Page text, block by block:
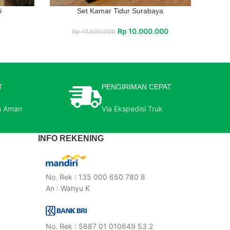
Set Kamar Tidur Surabaya
Rp11.500.000 Rp 10.000.000
Aman
PENGIRIMAN CEPAT
Via Ekspedisi Truk
INFO REKENING
No. Rek : 135 000 650 780 8
An : Wahyu K
No. Rek : 5887 01 010649 53 2